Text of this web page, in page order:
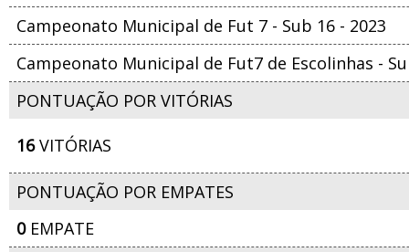
Campeonato Municipal de Fut 7 - Sub 16 - 2023
Campeonato Municipal de Fut7 de Escolinhas -
PONTUAÇÃO POR VITÓRIAS
16VITÓRIAS
PONTUAÇÃO POR EMPATES
0EMPATE